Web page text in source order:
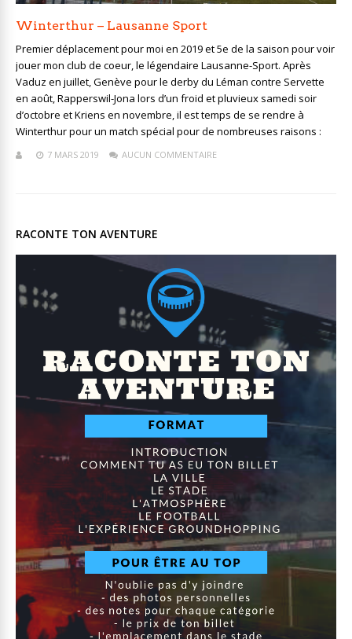
Winterthur – Lausanne Sport
Premier déplacement pour moi en 2019 et 5e de la saison pour voir
jouer mon club de coeur, le légendaire Lausanne-Sport. Après
Vaduz en juillet, Genève pour le derby du Léman contre Servette
en août, Rapperswil-Jona lors d’un froid et pluvieux samedi soir
d’octobre et Kriens en novembre, il est temps de se rendre à
Winterthur pour un match spécial pour de nombreuses raisons :
7 MARS 2019 AUCUN COMMENTAIRE
RACONTE TON AVENTURE